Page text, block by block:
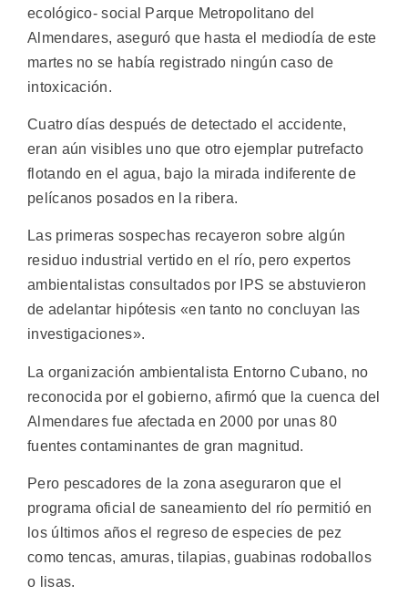
ecológico- social Parque Metropolitano del
Almendares, aseguró que hasta el mediodía de este
martes no se había registrado ningún caso de
intoxicación.
Cuatro días después de detectado el accidente,
eran aún visibles uno que otro ejemplar putrefacto
flotando en el agua, bajo la mirada indiferente de
pelícanos posados en la ribera.
Las primeras sospechas recayeron sobre algún
residuo industrial vertido en el río, pero expertos
ambientalistas consultados por IPS se abstuvieron
de adelantar hipótesis «en tanto no concluyan las
investigaciones».
La organización ambientalista Entorno Cubano, no
reconocida por el gobierno, afirmó que la cuenca del
Almendares fue afectada en 2000 por unas 80
fuentes contaminantes de gran magnitud.
Pero pescadores de la zona aseguraron que el
programa oficial de saneamiento del río permitió en
los últimos años el regreso de especies de pez
como tencas, amuras, tilapias, guabinas rodoballos
o lisas.